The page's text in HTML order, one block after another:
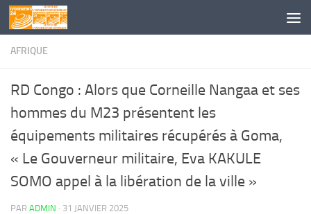
Skip to content
AFRIQUE
RD Congo : Alors que Corneille Nangaa et ses
hommes du M23 présentent les
équipements militaires récupérés à Goma,
« Le Gouverneur militaire, Eva KAKULE
SOMO appel à la libération de la ville »
PAR ADMIN · 31 JANVIER 2025